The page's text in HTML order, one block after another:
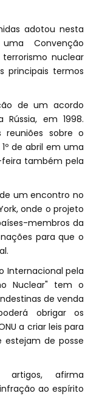
adotou nesta
Convenção
nuclear
principais termos
de um acordo
em 1998.
reuniões sobre o
de abril em uma
também pela
um encontro no
onde o projeto
membros da
para que o
Internacional pela
Nuclear" tem o
de venda
obrigar os
a criar leis para
estejam de posse
afirma
ao espírito